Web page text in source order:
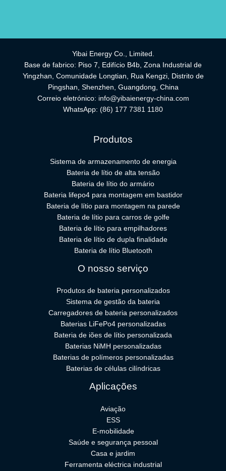
Yibai Energy Co., Limited.
Base de fabrico: Piso 7, Edifício B4b, Zona Industrial de
Yingzhan, Comunidade Longtian, Rua Kengzi, Distrito de
Pingshan, Shenzhen, Guangdong, China
Correio eletrónico: info@yibaienergy-china.com
WhatsApp: (86) 177 7381 1180
Produtos
Sistema de armazenamento de energia
Bateria de lítio de alta tensão
Bateria de lítio do armário
Bateria lifepo4 para montagem em bastidor
Bateria de lítio para montagem na parede
Bateria de lítio para carros de golfe
Bateria de lítio para empilhadores
Bateria de lítio de dupla finalidade
Bateria de lítio Bluetooth
O nosso serviço
Produtos de bateria personalizados
Sistema de gestão da bateria
Carregadores de bateria personalizados
Baterias LiFePo4 personalizadas
Bateria de iões de lítio personalizada
Baterias NiMH personalizadas
Baterias de polímeros personalizadas
Baterias de células cilíndricas
Aplicações
Aviação
ESS
E-mobilidade
Saúde e segurança pessoal
Casa e jardim
Ferramenta eléctrica industrial